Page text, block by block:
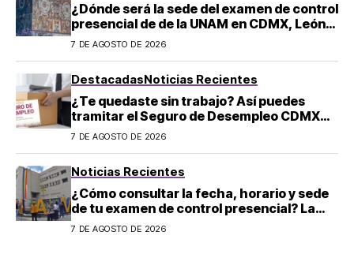
¿Dónde será la sede del examen de control
presencial de de la UNAM en CDMX, León,
Oaxaca y Tijuana?
7 DE AGOSTO DE 2026
DestacadasNoticias Recientes
¿Te quedaste sin trabajo? Así puedes
tramitar el Seguro de Desempleo CDMX
2026: convocatoria y requisitos
7 DE AGOSTO DE 2026
Noticias Recientes
¿Cómo consultar la fecha, horario y sede
de tu examen de control presencial? La
UNAM da pasos a seguir
7 DE AGOSTO DE 2026